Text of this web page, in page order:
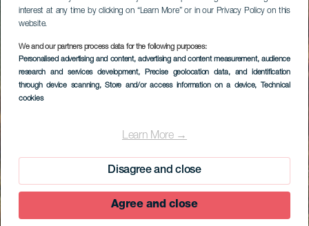
interest at any time by clicking on “Learn More” or in our Privacy Policy on this
website.
We and our partners process data for the following purposes:
Personalised advertising and content, advertising and content measurement, audience
research and services development, Precise geolocation data, and identification
through device scanning, Store and/or access information on a device, Technical
cookies
Learn More →
Disagree and close
Agree and close